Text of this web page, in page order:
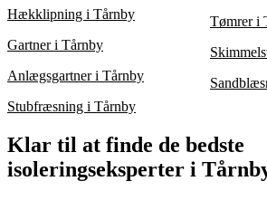
Hækklipning i Tårnby
Gartner i Tårnby
Anlægsgartner i Tårnby
Stubfræsning i Tårnby
Tømrer i
Klar til at finde de bedste
isoleringseksperter i